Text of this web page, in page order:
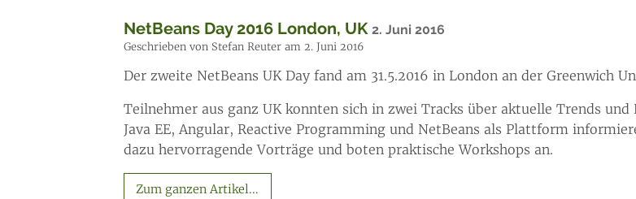
NetBeans Day 2016 London, UK 2. Juni 2016
Geschrieben von Stefan Reuter am 2. Juni 2016
Der zweite NetBeans UK Day fand am 31.5.2016 in London an der Greenwich
Teilnehmer aus ganz UK konnten sich in zwei Tracks über aktuelle Trends und
Java EE, Angular, Reactive Programming und NetBeans als Plattform
dazu hervorragende Vorträge und boten praktische Workshops an.
Zum ganzen Artikel...